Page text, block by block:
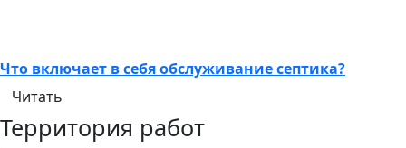
Что включает в себя обслуживание септика?
Читать
Территория работ